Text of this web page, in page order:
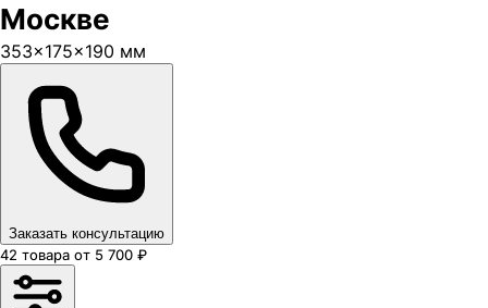
Москве
353×175×190 мм
Заказать консультацию
42 товара от 5 700 ₽